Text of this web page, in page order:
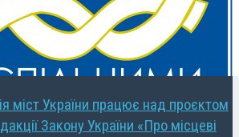
міст України працює над проєктом
Закону України «Про місцеві